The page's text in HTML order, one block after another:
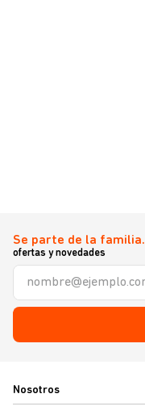
Se parte de la familia.
ofertas y novedades
Nosotros